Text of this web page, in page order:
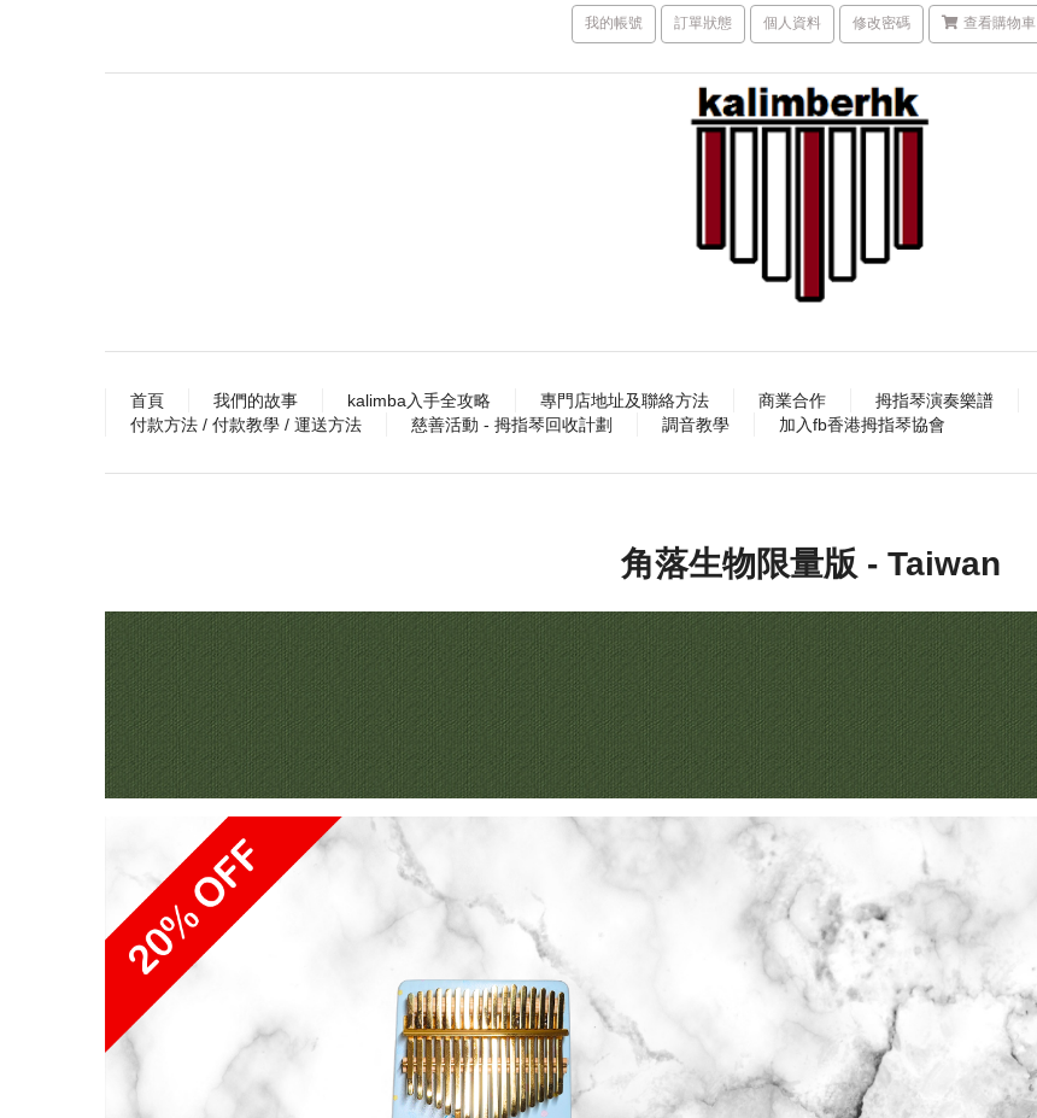
我的帳號 訂單狀態 個人資料 修改密碼 查看購物車
首頁 我們的故事 kalimba入手全攻略 專門店地址及聯絡方法 商業合作 拇指琴演奏樂譜
付款方法 / 付款教學 / 運送方法
慈善活動 - 拇指琴回收計劃 調音教學 加入fb香港拇指琴協會
角落生物限量版 - Taiwan